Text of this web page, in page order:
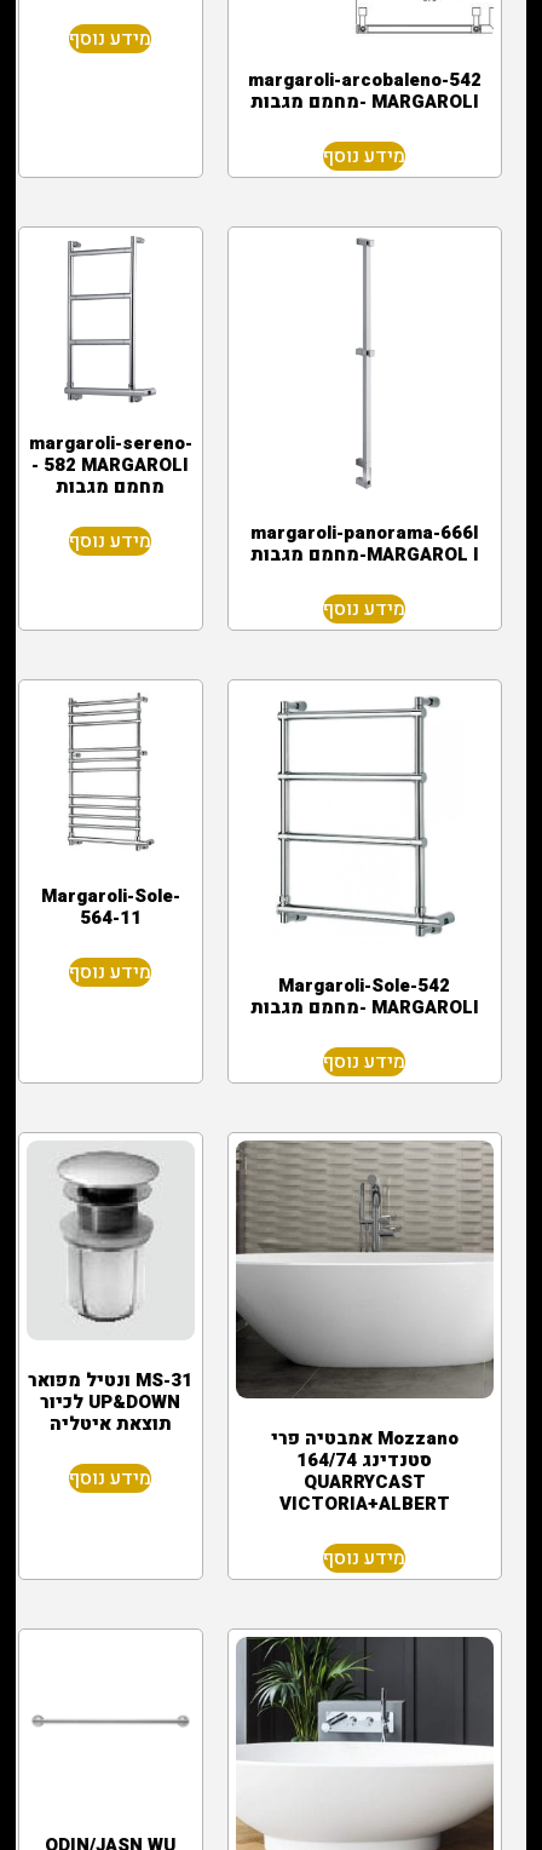
margaroli-arcobaleno-542
MARGAROLI -מחמם מגבות
מידע נוסף
מידע נוסף
margaroli-panorama-666l
MARGAROL I-מחמם מגבות
מידע נוסף
margaroli-sereno-
582 MARGAROLI -
מחמם מגבות
מידע נוסף
Margaroli-Sole-542
MARGAROLI -מחמם מגבות
מידע נוסף
Margaroli-Sole-
564-11
מידע נוסף
Mozzano אמבטיה פרי
סטנדינג 164/74
QUARRYCAST
VICTORIA+ALBERT
מידע נוסף
MS-31 ונטיל מפואר
UP&DOWN לכיור
תוצאת איטליה
מידע נוסף